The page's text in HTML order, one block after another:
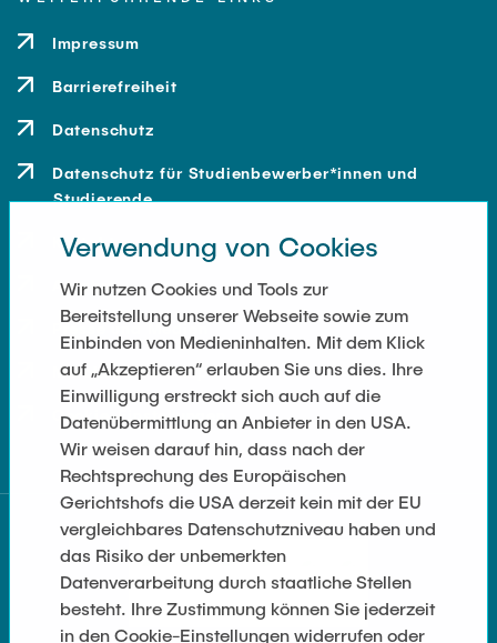
Impressum
Barrierefreiheit
Datenschutz
Datenschutz für Studienbewerber*innen und
Studierende
Kontakt
Anfahrt
Presse und Medien
Merchandise-Shop
Cookie-Einstellungen
Verwendung von Cookies
Wir nutzen Cookies und Tools zur
Bereitstellung unserer Webseite sowie zum
Einbinden von Medieninhalten. Mit dem Klick
auf „Akzeptieren“ erlauben Sie uns dies. Ihre
Einwilligung erstreckt sich auch auf die
Datenübermittlung an Anbieter in den USA.
Wir weisen darauf hin, dass nach der
Rechtsprechung des Europäischen
Gerichtshofs die USA derzeit kein mit der EU
vergleichbares Datenschutzniveau haben und
das Risiko der unbemerkten
Datenverarbeitung durch staatliche Stellen
besteht. Ihre Zustimmung können Sie jederzeit
in den Cookie-Einstellungen widerrufen oder